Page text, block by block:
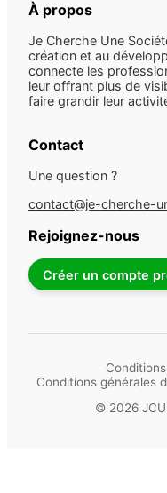
À propos
Je Cherche Une
création et au
connecte les
leur offrant plus de
faire grandir leur
Contact
Une question ?
contact@je-cherche-
Rejoignez-nous
Créer un compte
Conditions générales
© 2026